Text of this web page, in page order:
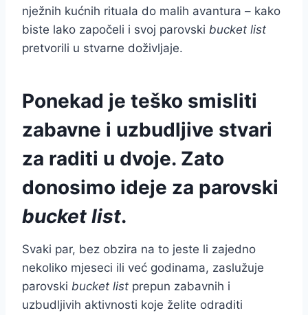
nježnih kućnih rituala do malih avantura – kako
biste lako započeli i svoj parovski bucket list
pretvorili u stvarne doživljaje.
Ponekad je teško smisliti
zabavne i uzbudljive stvari
za raditi u dvoje. Zato
donosimo ideje za parovski
bucket list.
Svaki par, bez obzira na to jeste li zajedno
nekoliko mjeseci ili već godinama, zaslužuje
parovski bucket list prepun zabavnih i
uzbudljivih aktivnosti koje želite odraditi